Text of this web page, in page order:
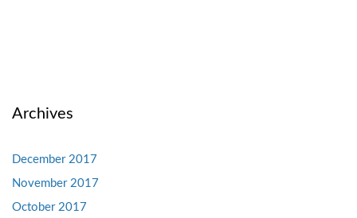
Archives
December 2017
November 2017
October 2017